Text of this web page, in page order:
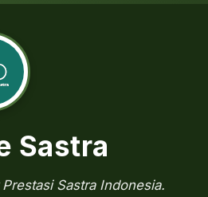
Sastra
Sastra Indonesia.